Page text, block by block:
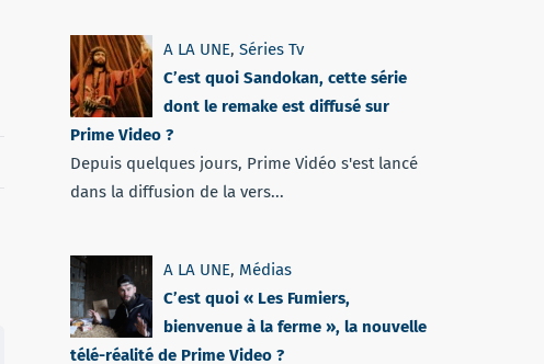
A LA UNE, Séries Tv
C’est quoi Sandokan, cette série
dont le remake est diffusé sur
Prime Video ?
Depuis quelques jours, Prime Vidéo s'est lancé
dans la diffusion de la vers...
A LA UNE, Médias
C’est quoi « Les Fumiers,
bienvenue à la ferme », la nouvelle
télé-réalité de Prime Video ?